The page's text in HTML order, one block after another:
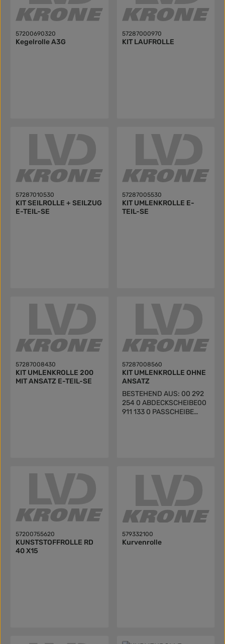
57200690320
Kegelrolle A3G
57287000970
KIT LAUFROLLE
57287010530
KIT SEILROLLE + SEILZUG
E-TEIL-SE
57287005530
KIT UMLENKROLLE E-
TEIL-SE
57287008430
KIT UMLENKROLLE 200
MIT ANSATZ E-TEIL-SE
57287008560
KIT UMLENKROLLE OHNE
ANSATZ
BESTEHEND AUS: 00 292
254 0 ABDECKSCHEIBE00
911 133 0 PASSCHEIBE
STIRNSEITE20 063 173 0
STELLRING
57200755620
KUNSTSTOFFROLLE RD
40 X15
579332100
Kurvenrolle